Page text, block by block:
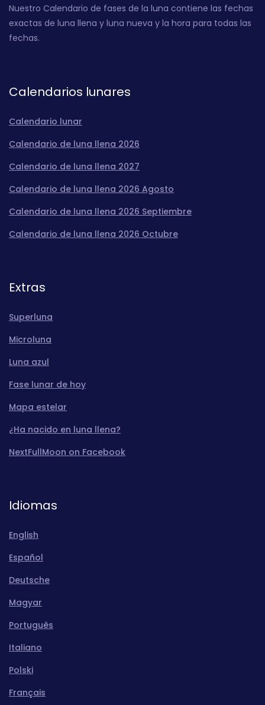
Nuestro Calendario de fases de la luna contiene las fechas
exactas de luna llena y luna nueva y la hora para todas las
fechas.
Calendarios lunares
Calendario lunar
Calendario de luna llena 2026
Calendario de luna llena 2027
Calendario de luna llena 2026 Agosto
Calendario de luna llena 2026 Septiembre
Calendario de luna llena 2026 Octubre
Extras
Superluna
Microluna
Luna azul
Fase lunar de hoy
Mapa estelar
¿Ha nacido en luna llena?
NextFullMoon on Facebook
Idiomas
English
Español
Deutsche
Magyar
Português
Italiano
Polski
Français